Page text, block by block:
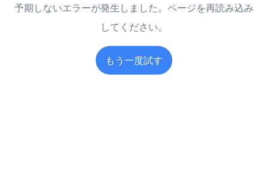
予期しないエラーが発生しました。ページを再読み込み
してください。
もう一度試す